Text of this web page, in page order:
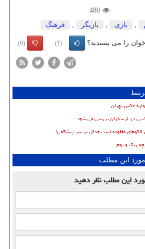
480
بازی بازیگر فرهنگ
را می پسندید؟ (1)
(0)
عکس تهران
در ارسباران بررسی می شود
الگوهای مفقوده است جدال بر سر پیشگامی!
رنگ و بوم
مورد این مطلب
این مطلبنظر دهید